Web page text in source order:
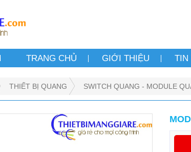
TRANG CHỦ GIỚI THIỆU TIN
THIẾT BỊ QUANG SWITCH QUANG - MODULE